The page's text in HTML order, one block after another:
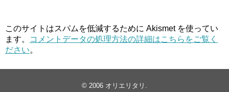
このサイトはスパムを低減するために Akismet を使ってい
ます。
コメントデータの処理方法の詳細はこちらをご覧く
ださい。
© 2006 オリエリタリ